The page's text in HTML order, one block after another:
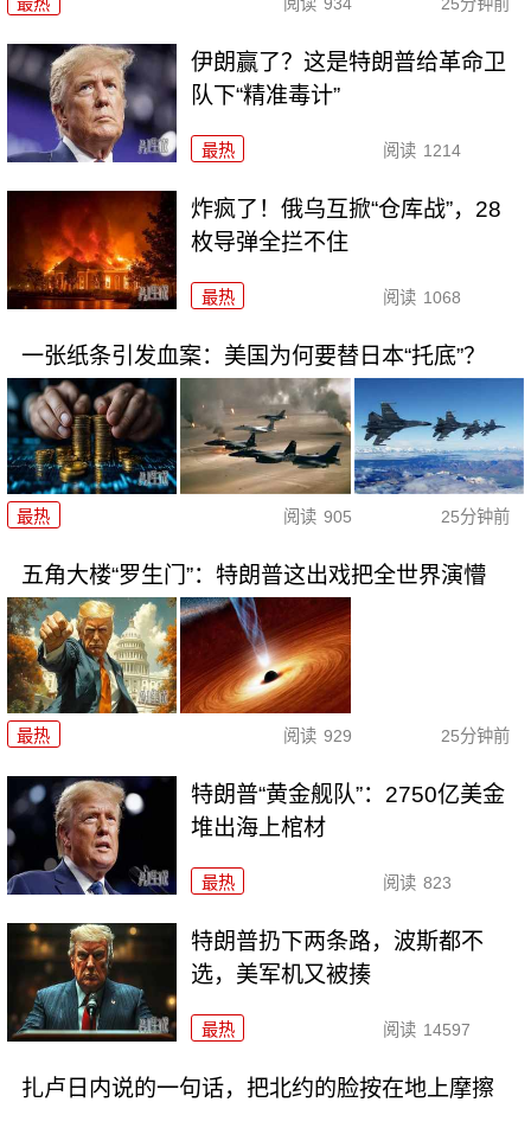
伊朗赢了？这是特朗普给革命卫
队下“精准毒计”
最热 阅读 1214
炸疯了！俄乌互掀“仓库战”，28
枚导弹全拦不住
最热 阅读 1068
一张纸条引发血案：美国为何要替日本“托底”？
最热 阅读 905 25分钟前
五角大楼“罗生门”：特朗普这出戏把全世界演懵
最热 阅读 929 25分钟前
特朗普“黄金舰队”：2750亿美金
堆出海上棺材
最热 阅读 823
特朗普扔下两条路，波斯都不
选，美军机又被揍
最热 阅读 14597
扎卢日内说的一句话，把北约的脸按在地上摩擦